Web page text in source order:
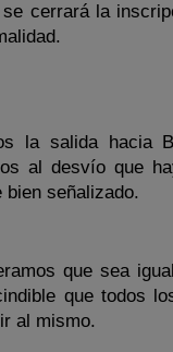
cerrará la
la salida hacia
al desvío que
señalizado.
que sea
que todos
al mismo.